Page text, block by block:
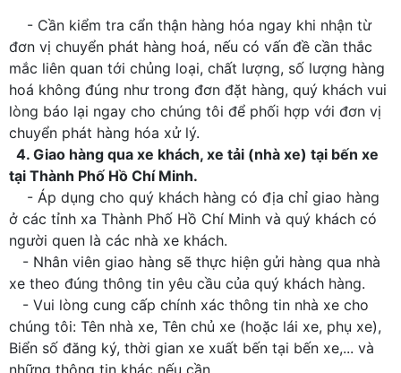
- Cần kiểm tra cẩn thận hàng hóa ngay khi nhận từ
đơn vị chuyển phát hàng hoá, nếu có vấn đề cần thắc
mắc liên quan tới chủng loại, chất lượng, số lượng hàng
hoá không đúng như trong đơn đặt hàng, quý khách vui
lòng báo lại ngay cho chúng tôi để phối hợp với đơn vị
chuyển phát hàng hóa xử lý.
4. Giao hàng qua xe khách, xe tải (nhà xe) tại bến xe
tại Thành Phố Hồ Chí Minh.
- Áp dụng cho quý khách hàng có địa chỉ giao hàng
ở các tỉnh xa Thành Phố Hồ Chí Minh và quý khách có
người quen là các nhà xe khách.
- Nhân viên giao hàng sẽ thực hiện gửi hàng qua nhà
xe theo đúng thông tin yêu cầu của quý khách hàng.
- Vui lòng cung cấp chính xác thông tin nhà xe cho
chúng tôi: Tên nhà xe, Tên chủ xe (hoặc lái xe, phụ xe),
Biển số đăng ký, thời gian xe xuất bến tại bến xe,... và